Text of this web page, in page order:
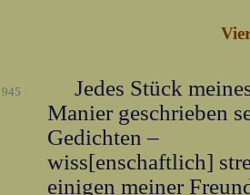
945
Jedes Stück
Manier geschrieben
Gedichten –
wiss[enschaftlich]
einigen meiner